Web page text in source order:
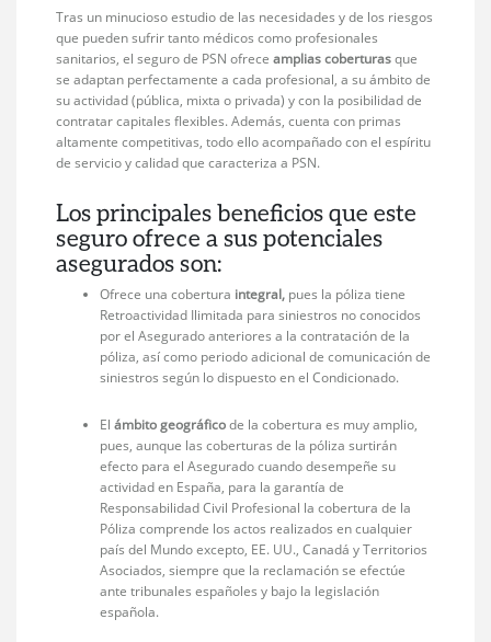
Tras un minucioso estudio de las necesidades y de los riesgos
que pueden sufrir tanto médicos como profesionales
sanitarios, el seguro de PSN ofreceamplias coberturasque
se adaptan perfectamente a cada profesional, a su ámbito de
su actividad (pública, mixta o privada) y con la posibilidad de
contratar capitales flexibles. Además, cuenta con primas
altamente competitivas, todo ello acompañado con el espíritu
de servicio y calidad que caracteriza a PSN.
Los principales beneficios que este
seguro ofrece a sus potenciales
asegurados son:
Ofrece una cobertura integral, pues la póliza tiene
Retroactividad Ilimitada para siniestros no conocidos
por el Asegurado anteriores a la contratación de la
póliza, así como periodo adicional de comunicación de
siniestros según lo dispuesto en el Condicionado.
Elámbito geográficode la cobertura es muy amplio,
pues, aunque las coberturas de la póliza surtirán
efecto para el Asegurado cuando desempeñe su
actividad en España, para la garantía de
Responsabilidad Civil Profesional la cobertura de la
Póliza comprende los actos realizados en cualquier
país del Mundo excepto, EE. UU., Canadá y Territorios
Asociados, siempre que la reclamación se efectúe
ante tribunales españoles y bajo la legislación
española.